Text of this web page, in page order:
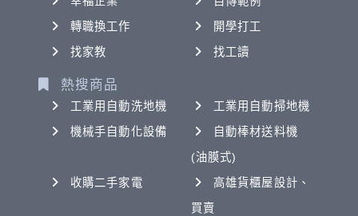
轉職換工作
開學打工
找家教
找工讀
熱搜商品
工業用自動洗地機
工業用自動掃地機
機械手自動化設備
自動棒材送料機
(油膜式)
收購二手家電
高雄貨櫃屋設計、
買賣